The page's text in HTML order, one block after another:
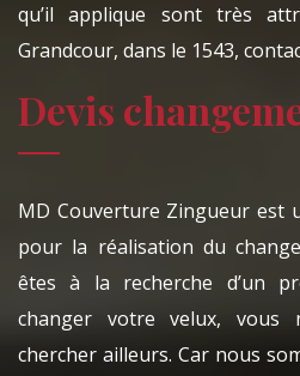
qu’il applique sont très
Grandcour, dans le 1543,
Devis
MD Couverture Zingueur est
pour la réalisation du
êtes à la recherche d’un
changer votre velux, vous
chercher ailleurs. Car nous